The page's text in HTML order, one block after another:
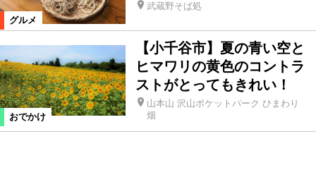
グルメ
武蔵野そば処
おでかけ
【小千谷市】夏の青い空と
ヒマワリの黄色のコントラ
ストがとってもきれい！
山本山 沢山ポケットパーク ひまわり
畑